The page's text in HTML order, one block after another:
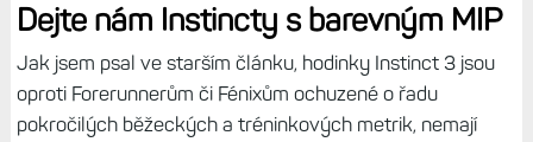
Tím rozhodně nechci říct, že Instincty 3 jsou špatné
hodinky, naopak, posun oproti druhé generaci tu je, hlavně
u verze s displejem AMOLED, alepřijde mi, že jim Garmin